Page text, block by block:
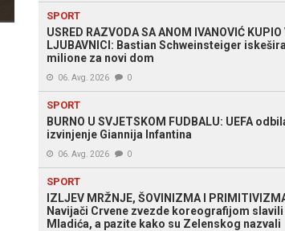
SPORT
USRED RAZVODA SA ANOM IVANOVIĆ KUPIO
LJUBAVNICI: Bastian Schweinsteiger
milione za novi dom
06. Avg. 2026 0
SPORT
BURNO U SVJETSKOM FUDBALU: UEFA
izvinjenje Giannija Infantina
06. Avg. 2026 0
SPORT
IZLJEV MRŽNJE, ŠOVINIZMA I
Navijači Crvene zvezde koreografijom slavili
Mladića, a pazite kako su Zelenskog nazvali